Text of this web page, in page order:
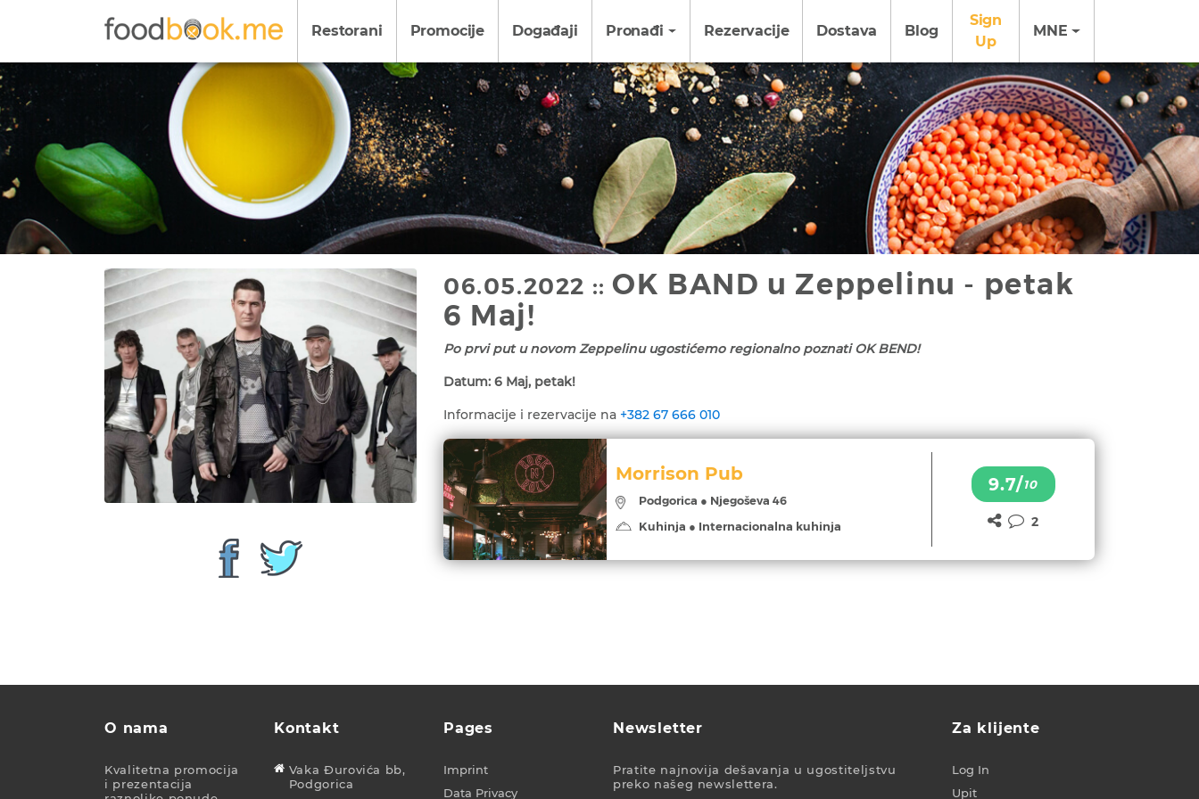
Restorani Promocije Događaji Pronađi Rezervacije Dostava Blog
Sign
Up
MNE
06.05.2022 :: OK BAND u Zeppelinu - petak
6 Maj!
Po prvi put u novom Zeppelinu ugostićemo regionalno poznati OK BEND!
Datum: 6 Maj, petak!
Informacije i rezervacije na +382 67 666 010
Morrison Pub
Podgorica ● Njegoševa 46
Kuhinja ● Internacionalna kuhinja
9.7/10
2
O nama
Kvalitetna promocija
i prezentacija
Kontakt
Vaka Đurovića bb,
Podgorica
Pages
Imprint
Data Privacy
Newsletter
Pratite najnovija dešavanja u ugostiteljstvu
preko našeg newslettera.
Za klijente
Log In
Upit